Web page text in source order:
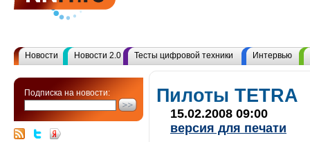
Новости Новости 2.0 Тесты цифровой техники Интервью
Подписка на новости: Пилоты TETRA
15.02.2008 09:00
версия для печати